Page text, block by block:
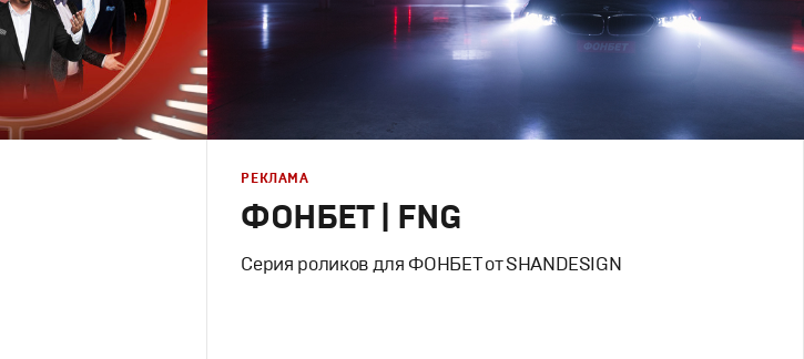
ФОНБЕТ | FNG
Серия роликов для ФОНБЕТ от SHANDESIGN
РЕКЛАМА